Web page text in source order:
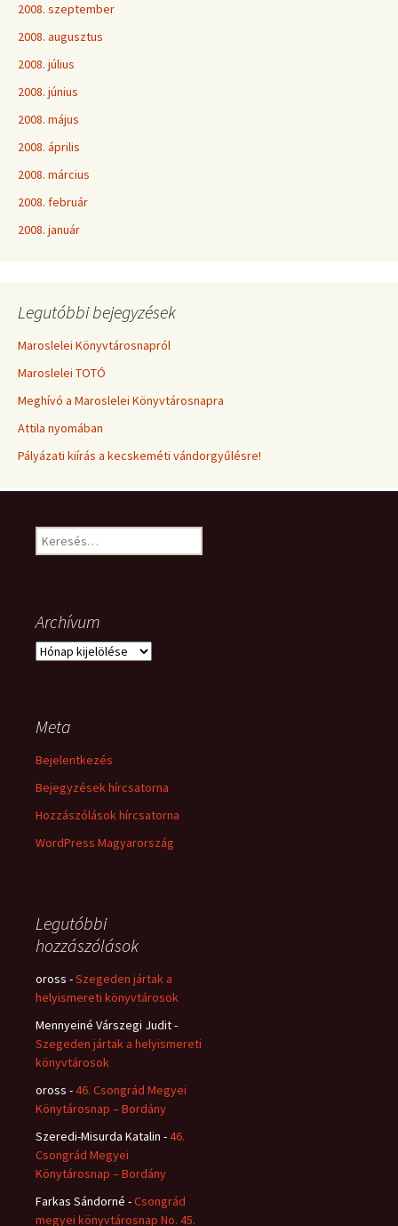
2008. szeptember
2008. augusztus
2008. július
2008. június
2008. május
2008. április
2008. március
2008. február
2008. január
Legutóbbi bejegyzések
Maroslelei Könyvtárosnapról
Maroslelei TOTÓ
Meghívó a Maroslelei Könyvtárosnapra
Attila nyomában
Pályázati kiírás a kecskeméti vándorgyűlésre!
Keresés:
Archívum
Archívum
Meta
Bejelentkezés
Bejegyzések hírcsatorna
Hozzászólások hírcsatorna
WordPress Magyarország
Legutóbbi
hozzászólások
oross -Szegeden jártak a
helyismereti könyvtárosok
Mennyeiné Várszegi Judit-
Szegeden jártak a helyismereti
könyvtárosok
oross -46. Csongrád Megyei
Könytárosnap – Bordány
Szeredi-Misurda Katalin -46.
Csongrád Megyei
Könytárosnap – Bordány
Farkas Sándorné -Csongrád
megyei könyvtárosnap No. 45.